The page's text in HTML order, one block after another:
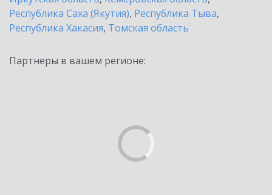
Республика Саха (Якутия), Республика Тыва,
Республика Хакасия, Томская область
Партнеры в вашем регионе: